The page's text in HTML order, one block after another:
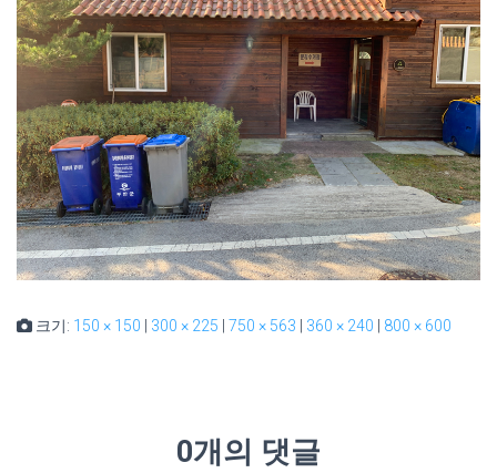
크기: 150 × 150 | 300 × 225 | 750 × 563 | 360 × 240 | 800 × 600
0개의 댓글